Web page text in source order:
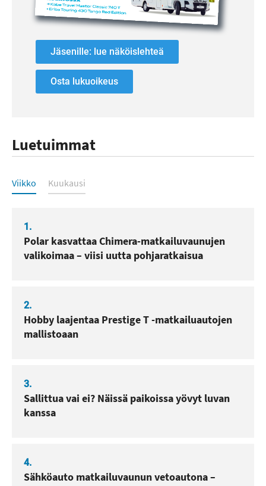
Jäsenille: lue näköislehteä
Osta lukuoikeus
Luetuimmat
Luetuimmat
Viikko Kuukausi
1.
Polar kasvattaa Chimera-matkailuvaunujen
valikoimaa – viisi uutta pohjaratkaisua
2.
Hobby laajentaa Prestige T -matkailuautojen
mallistoaan
3.
Sallittua vai ei? Näissä paikoissa yövyt luvan
kanssa
4.
Sähköauto matkailuvaunun vetoautona –